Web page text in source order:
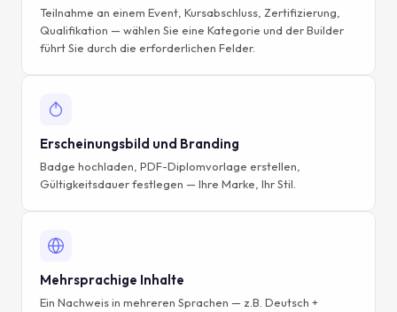
Teilnahme an einem Event, Kursabschluss, Zertifizierung,
Qualifikation — wählen Sie eine Kategorie und der Builder
führt Sie durch die erforderlichen Felder.
Erscheinungsbild und Branding
Badge hochladen, PDF-Diplomvorlage erstellen,
Gültigkeitsdauer festlegen — Ihre Marke, Ihr Stil.
Mehrsprachige Inhalte
Ein Nachweis in mehreren Sprachen — z.B. Deutsch +